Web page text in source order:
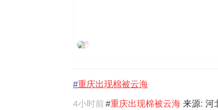
环球时报
#重庆出现棉被云海
4小时前 #重庆出现棉被云海 来源: 河